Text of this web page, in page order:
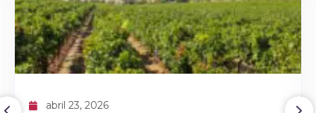
abril 09, 2026